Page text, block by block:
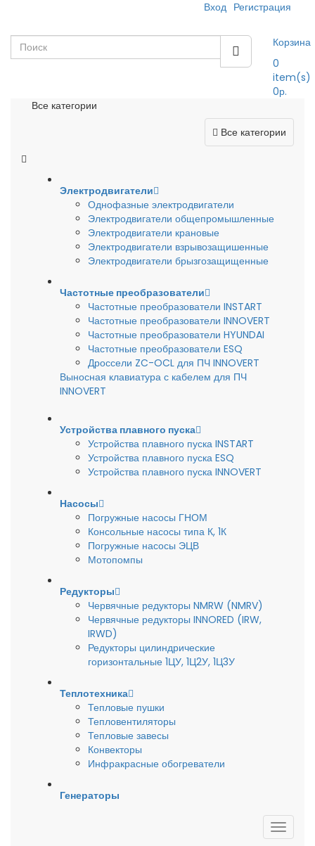
Вход Регистрация
Корзина
0
item(s)
0р.
Все категории
Все категории
Электродвигатели
Однофазные электродвигатели
Электродвигатели общепромышленные
Электродвигатели крановые
Электродвигатели взрывозащишенные
Электродвигатели брызгозащищенные
Частотные преобразователи
Частотные преобразователи INSTART
Частотные преобразователи INNOVERT
Частотные преобразователи HYUNDAI
Частотные преобразователи ESQ
Дроссели ZC-OCL для ПЧ INNOVERT
Выносная клавиатура с кабелем для ПЧ
INNOVERT
Устройства плавного пуска
Устройства плавного пуска INSTART
Устройства плавного пуска ESQ
Устройства плавного пуска INNOVERT
Насосы
Погружные насосы ГНОМ
Консольные насосы типа К, 1К
Погружные насосы ЭЦВ
Мотопомпы
Редукторы
Червячные редукторы NMRW (NMRV)
Червячные редукторы INNORED (IRW,
IRWD)
Редукторы цилиндрические
горизонтальные 1ЦУ, 1Ц2У, 1Ц3У
Теплотехника
Тепловые пушки
Тепловентиляторы
Тепловые завесы
Конвекторы
Инфракрасные обогреватели
Генераторы